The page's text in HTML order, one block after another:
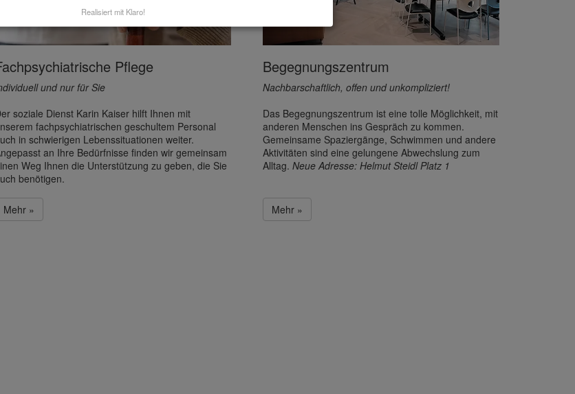
Pflege
und nur für Sie
soziale Dienst Karin Kaiser hilft Ihnen mit
fachpsychiatrischen geschultem Personal
in schwierigen Lebenssituationen weiter.
an Ihre Bedürfnisse finden wir gemeinsam
Weg Ihnen die Unterstützung zu geben, die Sie
benötigen.
Mehr »
Begegnungszentrum
Nachbarschaftlich, offen und unkompliziert!
Das Begegnungszentrum ist eine tolle Möglichkeit, mit
anderen Menschen ins Gespräch zu kommen.
Gemeinsame Spaziergänge, Schwimmen und andere
Aktivitäten sind eine gelungene Abwechslung zum
Alltag. Neue Adresse: Helmut Steidl Platz 1
Mehr »
Realisiert mit Klaro!